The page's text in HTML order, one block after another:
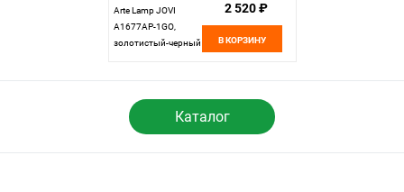
Arte Lamp JOVI
A1677AP-1GO,
золотистый-черный
2 520 ₽
В КОРЗИНУ
Каталог